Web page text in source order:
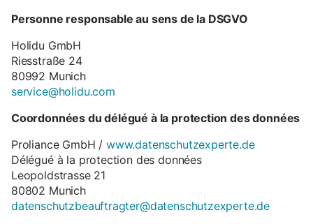
Personne responsable au sens de la DSGVO
Holidu GmbH
Riesstraße 24
80992 Munich
service@holidu.com
Coordonnées du délégué à la protection des données
Proliance GmbH /www.datenschutzexperte.de
Délégué à la protection des données
Leopoldstrasse 21
80802 Munich
datenschutzbeauftragter@datenschutzexperte.de